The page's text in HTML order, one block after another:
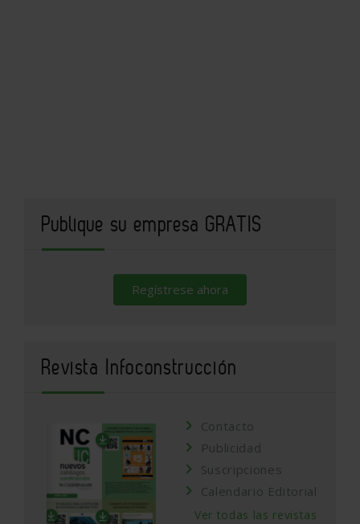
Publique su empresa GRATIS
Regístrese ahora
Revista Infoconstrucción
Contacto
Publicidad
Suscripciones
Calendario Editorial
Ver todas las revistas